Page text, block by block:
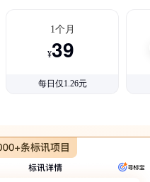
1个月
¥39
每日仅1.26元